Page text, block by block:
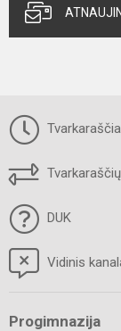
DUK
Vidinis
Progimnazija